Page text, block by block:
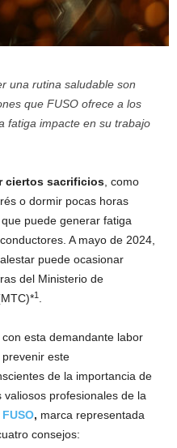
una rutina saludable son
que FUSO ofrece a los
fatiga impacte en su trabajo
ciertos sacrificios, como
o dormir pocas horas
puede generar fatiga
A mayo de 2024,
puede ocasionar
del Ministerio de
1 .
esta demandante labor
este
de la importancia de
profesionales de la
FUSO, marca representada
consejos: